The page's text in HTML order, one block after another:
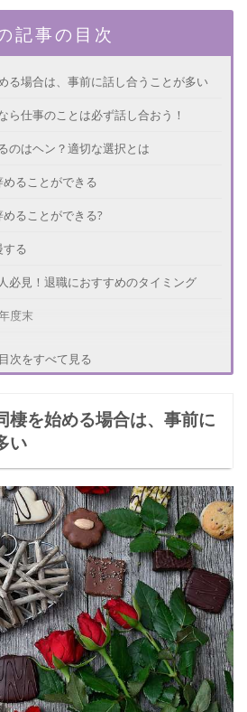
記事の目次
る場合は、事前に話し合うことが多い
ら仕事のことは必ず話し合おう！
のはヘン？適切な選択とは
ることができる
ることができる?
る
必見！退職におすすめのタイミング
度末
けに転職する場合の注意点
目次をすべて見る
棲を始める場合は、事前に
い